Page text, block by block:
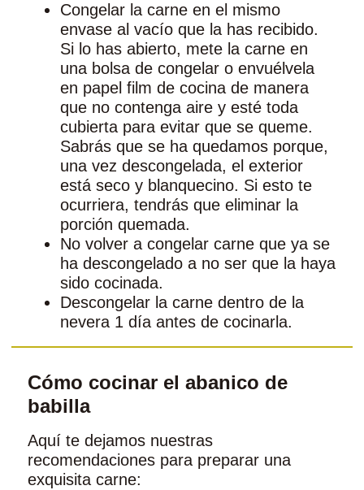
Congelar la carne en el mismo
envase al vacío que la has recibido.
Si lo has abierto, mete la carne en
una bolsa de congelar o envuélvela
en papel film de cocina de manera
que no contenga aire y esté toda
cubierta para evitar que se queme.
Sabrás que se ha quedamos porque,
una vez descongelada, el exterior
está seco y blanquecino. Si esto te
ocurriera, tendrás que eliminar la
porción quemada.
No volver a congelar carne que ya se
ha descongelado a no ser que la haya
sido cocinada.
Descongelar la carne dentro de la
nevera 1 día antes de cocinarla.
Cómo cocinar el abanico de
babilla
Aquí te dejamos nuestras
recomendaciones para preparar una
exquisita carne: